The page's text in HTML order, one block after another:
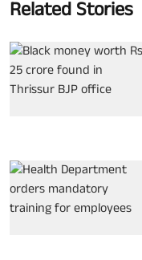
Related Stories